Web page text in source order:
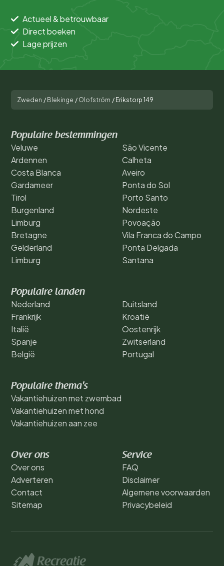
Actueel & betrouwbaar
Direct boeken
Lage prijzen
Zweden / Blekinge / Olofström / Erikstorp 149
Populaire bestemmingen
Veluwe
Ardennen
Costa Blanca
Gardameer
Tirol
Burgenland
Limburg
Bretagne
Gelderland
Limburg
São Vicente
Calheta
Aveiro
Ponta do Sol
Porto Santo
Nordeste
Povoação
Vila Franca do Campo
Ponta Delgada
Santana
Populaire landen
Nederland
Frankrijk
Italië
Spanje
België
Duitsland
Kroatië
Oostenrijk
Zwitserland
Portugal
Populaire thema's
Vakantiehuizen met zwembad
Vakantiehuizen met hond
Vakantiehuizen aan zee
Over ons
Over ons
Adverteren
Contact
Sitemap
Service
FAQ
Disclaimer
Algemene voorwaarden
Privacybeleid